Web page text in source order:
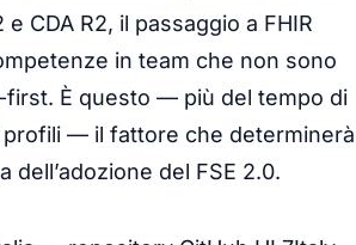
CDA R2, il passaggio a FHIR
in team che non sono
first. È questo — più del tempo di
— il fattore che determinerà
dell’adozione del FSE 2.0.